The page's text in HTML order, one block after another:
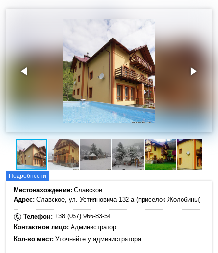
Подробности
Местонахождение: Славское
Адрес: Славское, ул. Устияновича 132-а (приселок Жолобины)
Телефон:+38 (067) 966-83-54
Контактное лицо: Администратор
Кол-во мест: Уточняйте у администратора